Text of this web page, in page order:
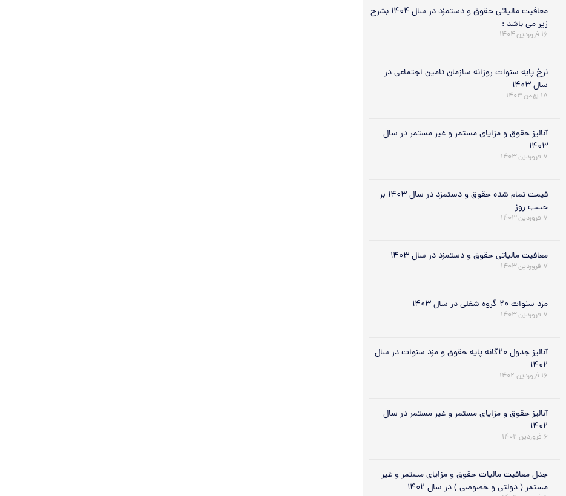
معافیت مالیاتی حقوق و دستمزد در سال ۱۴۰۴ بشرح
زیر می باشد :
۱۶ فروردین ۱۴۰۴
نرخ پایه سنوات روزانه سازمان تامین اجتماعی در
سال ۱۴۰۳
۱۸ بهمن ۱۴۰۳
آنالیز حقوق و مزایای مستمر و غیر مستمر در سال
۱۴۰۳
۷ فروردین ۱۴۰۳
قیمت تمام شده حقوق و دستمزد در سال ۱۴۰۳ بر
حسب روز
۷ فروردین ۱۴۰۳
معافیت مالیاتی حقوق و دستمزد در سال ۱۴۰۳
۷ فروردین ۱۴۰۳
مزد سنوات ۲۰ گروه شغلی در سال ۱۴۰۳
۷ فروردین ۱۴۰۳
آنالیز جدول ۲۰گانه پایه حقوق و مزد سنوات در سال
۱۴۰۲
۱۶ فروردین ۱۴۰۲
آنالیز حقوق و مزایای مستمر و غیر مستمر در سال
۱۴۰۲
۶ فروردین ۱۴۰۲
جدل معافیت مالیات حقوق و مزایای مستمر و غیر
مستمر ( دولتی و خصوصی ) در سال ۱۴۰۲